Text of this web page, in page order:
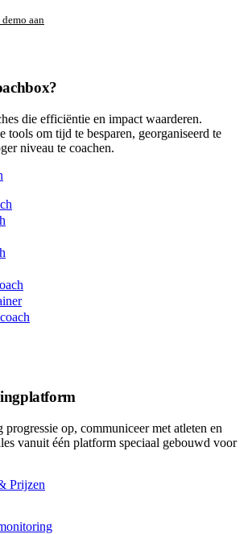
demo aan
die efficiëntie en impact waarderen.
tools om tijd te besparen, georganiseerd te
niveau te coachen.
op, communiceer met atleten en
vanuit één platform speciaal gebouwd voor
Prijzen